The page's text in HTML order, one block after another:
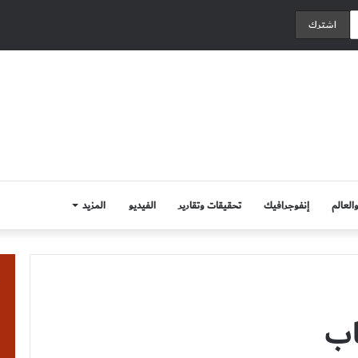
إنفوجرافيك تحقيقات وتقارير الفيديو المزيد